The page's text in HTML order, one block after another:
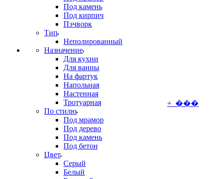
Под камень
Под кирпич
Пэчворк
Тип
Неполированный
Назначение
Для кухни
Для ванны
На фартук
Напольная
Настенная
Тротуарная
По стилю
Под мрамор
Под дерево
Под камень
Под бетон
Цвет
Серый
Белый
+ ���